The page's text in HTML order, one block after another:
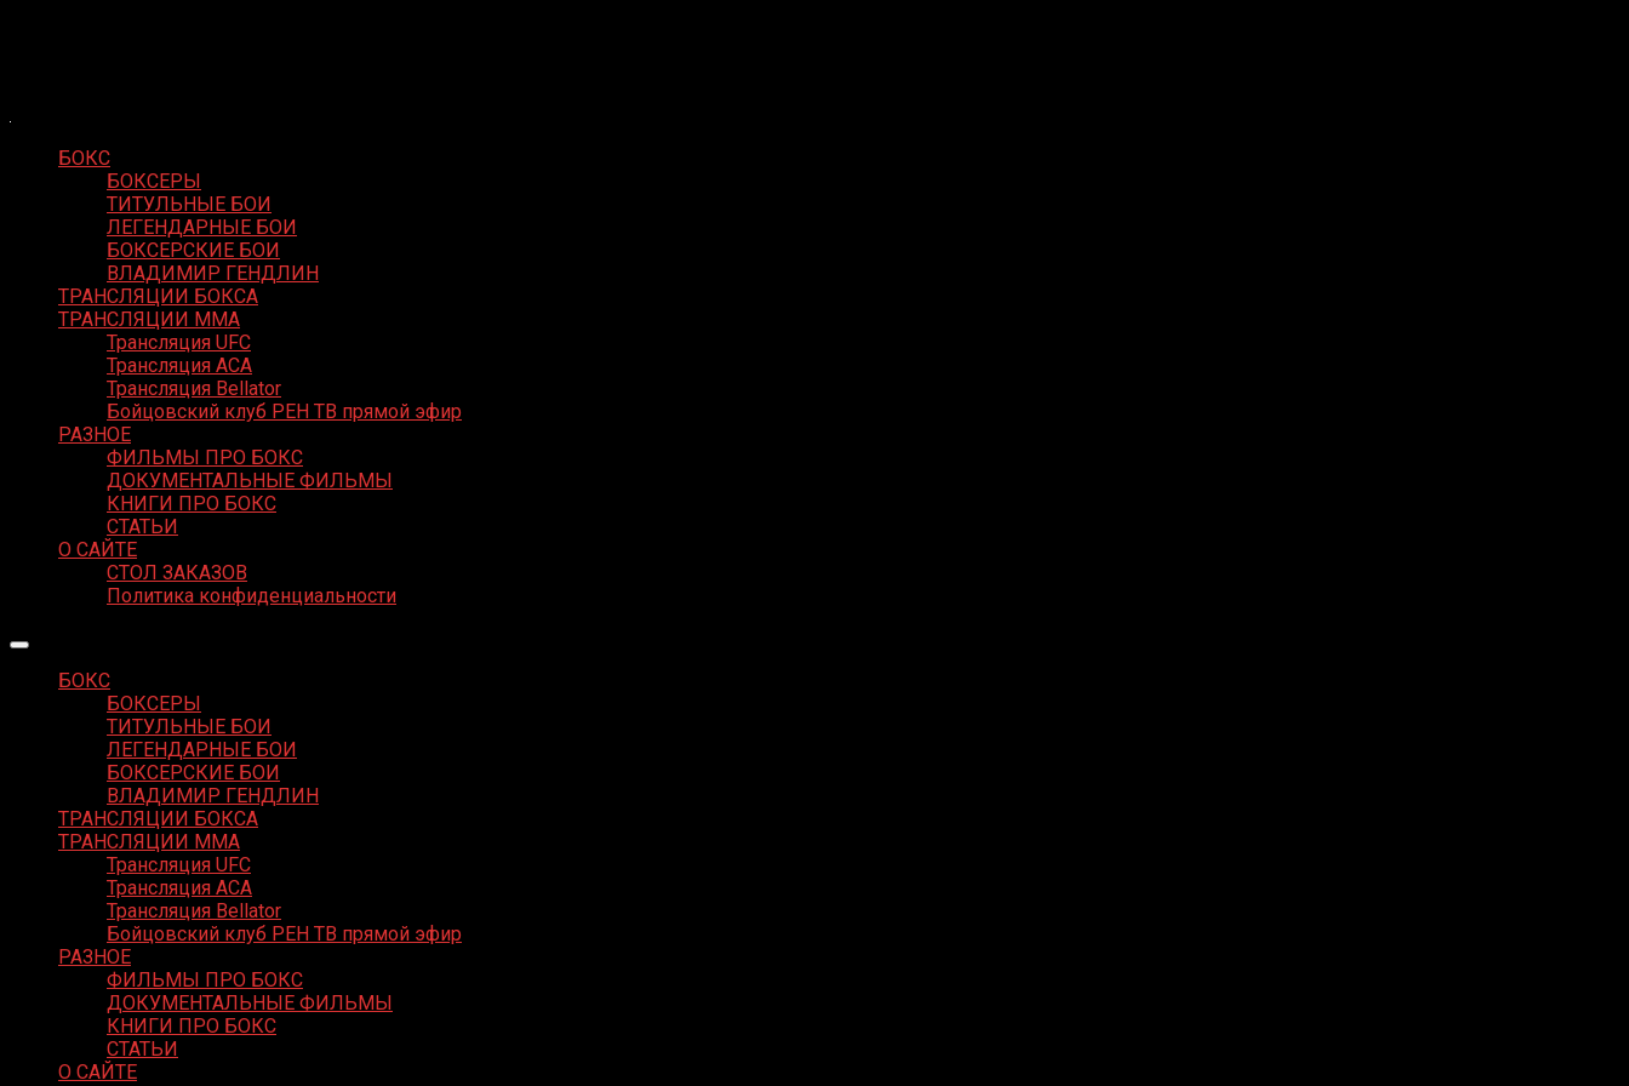
БОКС
БОКСЕРЫ
ТИТУЛЬНЫЕ БОИ
ЛЕГЕНДАРНЫЕ БОИ
БОКСЕРСКИЕ БОИ
ВЛАДИМИР ГЕНДЛИН
ТРАНСЛЯЦИИ БОКСА
ТРАНСЛЯЦИИ MMA
Трансляция UFC
Трансляция ACA
Трансляция Bellator
Бойцовский клуб РЕН ТВ прямой эфир
РАЗНОЕ
ФИЛЬМЫ ПРО БОКС
ДОКУМЕНТАЛЬНЫЕ ФИЛЬМЫ
КНИГИ ПРО БОКС
СТАТЬИ
О САЙТЕ
СТОЛ ЗАКАЗОВ
Политика конфиденциальности
БОКС
БОКСЕРЫ
ТИТУЛЬНЫЕ БОИ
ЛЕГЕНДАРНЫЕ БОИ
БОКСЕРСКИЕ БОИ
ВЛАДИМИР ГЕНДЛИН
ТРАНСЛЯЦИИ БОКСА
ТРАНСЛЯЦИИ MMA
Трансляция UFC
Трансляция ACA
Трансляция Bellator
Бойцовский клуб РЕН ТВ прямой эфир
РАЗНОЕ
ФИЛЬМЫ ПРО БОКС
ДОКУМЕНТАЛЬНЫЕ ФИЛЬМЫ
КНИГИ ПРО БОКС
СТАТЬИ
О САЙТЕ